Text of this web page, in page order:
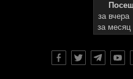
за вчера
за месяц